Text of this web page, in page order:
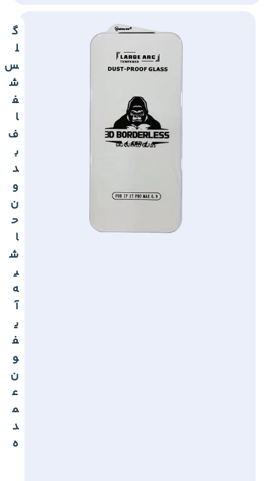
گ
ل
س
ش
ف
ا
ف
ب
د
و
ن
ح
ا
ش
ی
ه
آ
ی
ف
و
ن
ع
م
د
ه